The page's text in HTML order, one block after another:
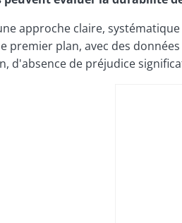
approche claire,
premier plan, avec des
d'absence de préjudice